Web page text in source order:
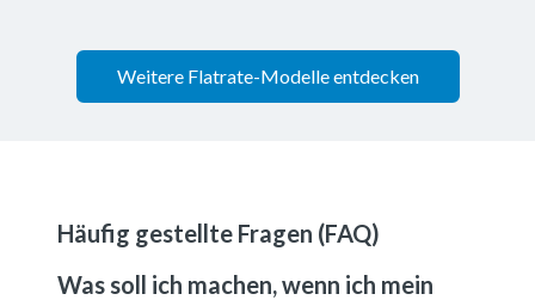
Weitere Flatrate-Modelle entdecken
Häufig gestellte Fragen (FAQ)
Was soll ich machen, wenn ich mein